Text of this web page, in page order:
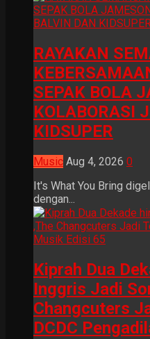
RAYAKAN
SEPAK BOLA
KOLABORASI
KIDSUPER
Music Aug 4, 2026 0
It's What You Bring
dengan...
Kiprah Dua
Inggris Jadi
Changcuters
DCDC